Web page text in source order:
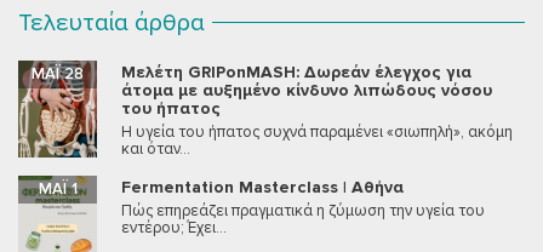
Τελευταία άρθρα
Μελέτη GRIPonMASH: Δωρεάν έλεγχος για
άτομα με αυξημένο κίνδυνο λιπώδους νόσου
του ήπατος
ΜΆΙ 28
Η υγεία του ήπατος συχνά παραμένει «σιωπηλή», ακόμη
και όταν...
Fermentation Masterclass | Αθήνα
ΜΆΙ 1
Πώς επηρεάζει πραγματικά η ζύμωση την υγεία του
εντέρου; Έχει...